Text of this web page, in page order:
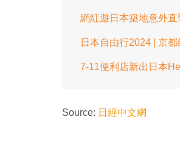
網紅遊日本築地意外
日本自由行2024 | 京
7-11便利店新出日本
Source: 日經中文網